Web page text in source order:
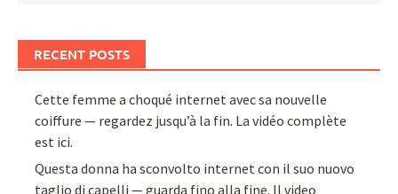
RECENT POSTS
Cette femme a choqué internet avec sa nouvelle
coiffure — regardez jusqu’à la fin. La vidéo complète
est ici.
Questa donna ha sconvolto internet con il suo nuovo
taglio di capelli — guarda fino alla fine. Il video